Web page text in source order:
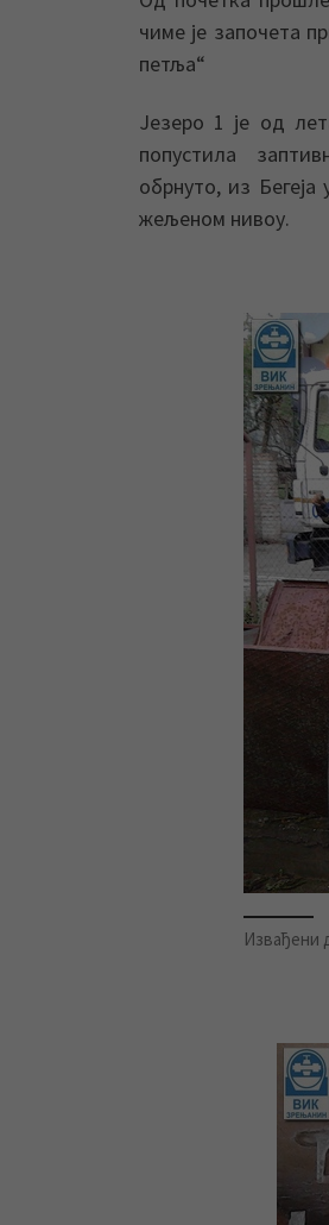
чиме је започета
петља“
Језеро 1 је од
попустила
обрнуто, из
жељеном нивоу.
Извађени